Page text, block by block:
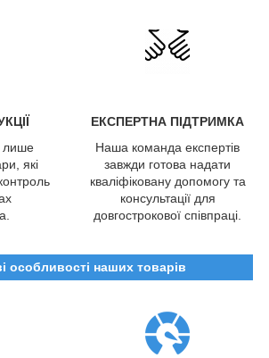
ЕКСПЕРТНА ПІДТРИМКА
лише
які
Наша команда експертів
завжди готова надати
кваліфіковану допомогу та
консультації для
довгострокової співпраці.
особливості наших товарів